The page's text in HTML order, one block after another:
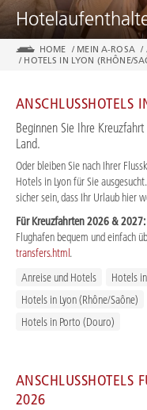
HOME / MEIN A-ROSA /
/ HOTELS IN LYON (RHÔNE/
ANSCHLUSSHOTELS
Beginnen Sie Ihre
Land.
Oder bleiben Sie nach Ihrer
Hotels in Lyon für Sie
sicher sein, dass Ihr Urlaub hier
Für Kreuzfahrten 2026 & 2027:
Flughafen bequem und einfach
transfers.html.
Anreise und Hotels
Hotels
Hotels in Lyon (Rhône/Saône)
Hotels in Porto (Douro)
ANSCHLUSSHOTELS
2026